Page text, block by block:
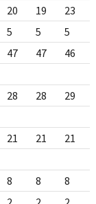
20 19 23
5 5 5
47 47 46
28 28 29
21 21 21
8 8 8